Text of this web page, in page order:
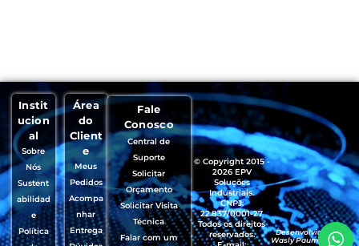
Instit
ucion
al
Sobre
Nós
Sustent
abilidad
e
Política
Área
do
Client
e
Meus
Pedidos
Acompa
nhar
Entrega
Fale
Conosco
Central de
Suporte
Solicitar
Orçamento
Solicitar Visita
Técnica
Falar com um
© Copyright 2015 -
2026 EPV
Soluções
Industriais.
CNPJ:
22.837/0001-27
Todos os direitos
reservados.
Desenvolvido por
Wasly Paumgartten